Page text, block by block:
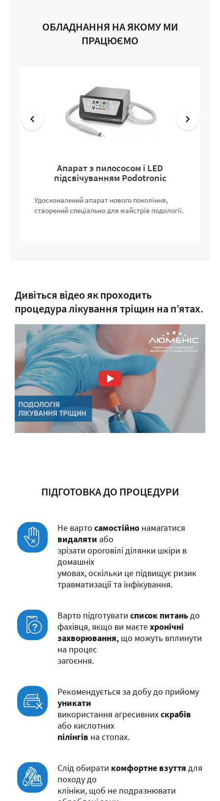
ОБЛАДНАННЯ НА ЯКОМУ МИ
ПРАЦЮЄМО
Апарат з пилососом і LED
підсвічуванням Podotronic
Удосконалений апарат нового покоління,
створений спеціально для майстрів подології.
Дивіться відео як проходить
процедура лікування тріщин на п’ятах.
ПІДГОТОВКА ДО ПРОЦЕДУРИ
Не варто самостійно намагатися
видаляти або
зрізати ороговілі ділянки шкіри в
домашніх
умовах, оскільки це підвищує ризик
травматизації та інфікування.
Варто підготувати список питаньдо
фахівця, якщо ви маєтехронічні
захворювання, що можуть вплинути
на процес
загоєння.
Рекомендується за добу до прийому
уникати
використання агресивнихскрабів
або кислотних
пілінгів на стопах.
Слід обирати комфортне взуття для
походу до
клініки, щоб не подразнювати